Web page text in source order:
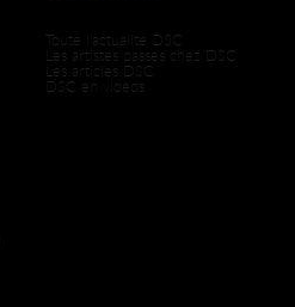
Toute l'actualité DSC
Les artistes passés chez DSC
Les articles DSC
DSC en vidéos